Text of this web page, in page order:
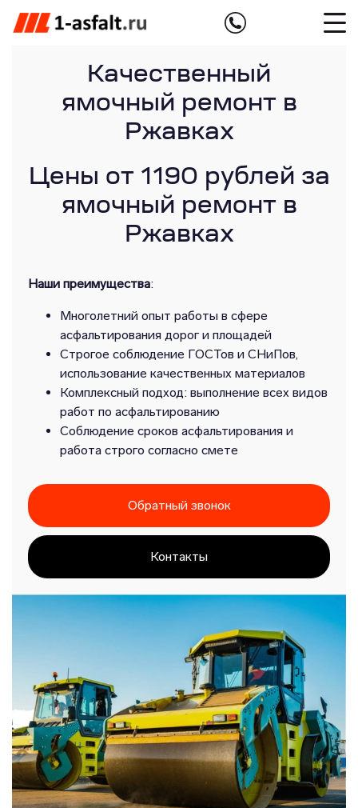
Качественный
ямочный ремонт в
Ржавках
Цены от 1190 рублей за
ямочный ремонт в
Ржавках
Наши преимущества:
Многолетний опыт работы в сфере
асфальтирования дорог и площадей
Строгое соблюдение ГОСТов и СНиПов,
использование качественных материалов
Комплексный подход: выполнение всех видов
работ по асфальтированию
Соблюдение сроков асфальтирования и
работа строго согласно смете
Обратный звонок
Контакты